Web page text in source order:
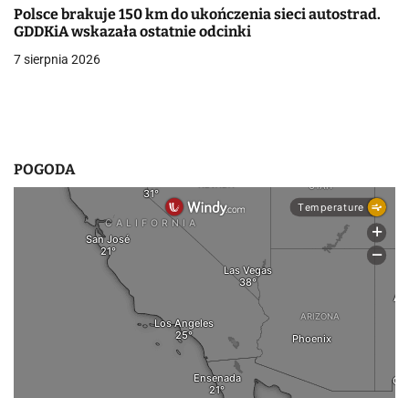
u
Polsce brakuje 150 km do ukończenia sieci autostrad.
GDDKiA wskazała ostatnie odcinki
7 sierpnia 2026
POGODA